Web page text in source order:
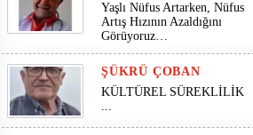
Yaşlı Nüfus Artarken, Nüfus
Artış Hızının Azaldığını
Görüyoruz…
ŞÜKRÜ ÇOBAN
KÜLTÜREL SÜREKLİLİK
...